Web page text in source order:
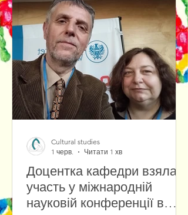
Доцентка кафедри взяла
участь у міжнародній
науковій конференції в
Cultural studies
1 черв.
Читати 1 хв